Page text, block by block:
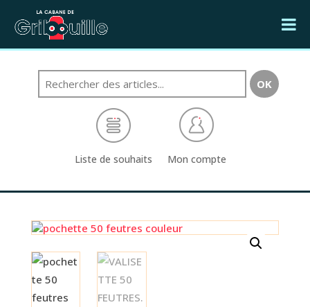
Liste de souhaits Mon compte